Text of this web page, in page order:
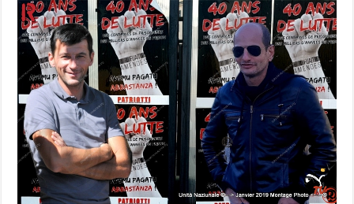
@CollectifAPP
Patriotti
« organisera
le
mardi
5
mars
un
rassemblement
de
soutien
à
Jean-
Marc
Dominici
et
Félix
Benedetti